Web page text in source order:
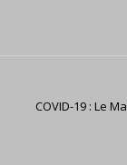
COVID-19 : Le